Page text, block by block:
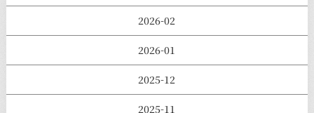
2026-02
2026-01
2025-12
2025-11